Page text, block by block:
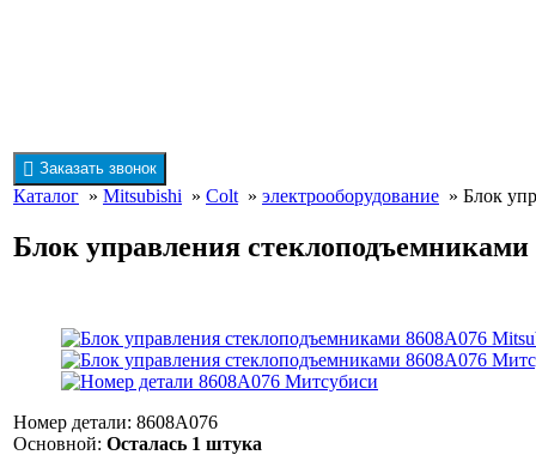
Заказать звонок
Каталог » Mitsubishi » Colt » электрооборудование » Блок
Блок управления
Номер детали: 8608A076
Основной: Осталась 1 штука